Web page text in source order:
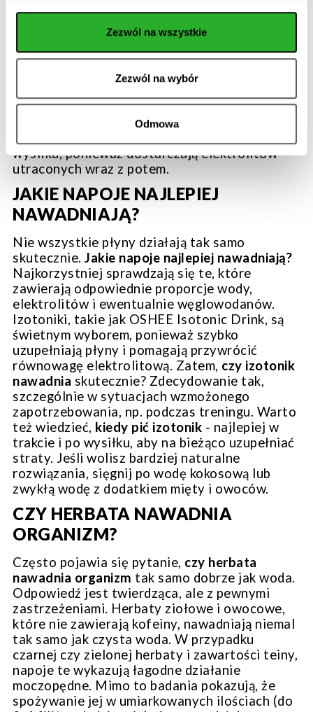
Zezwól na wszystkie
Zezwól na wybór
Odmowa
jak długo trwa cały proces, wpływa
odwadniają się szybciej), poziom aktywności
fizycznej, temperatura otoczenia czy ogólny
spożywanych płynów. Napoje izotoniczne
mogą przyspieszyć nawodnienie w porównaniu
wysiłku, ponieważ dostarczają elektrolitów
utraconych wraz z potem.
JAKIE NAPOJE NAJLEPIEJ
NAWADNIAJĄ?
Nie wszystkie płyny działają tak samo
skutecznie. Jakie napoje najlepiej nawadniają?
Najkorzystniej sprawdzają się te, które
zawierają odpowiednie proporcje wody,
elektrolitów i ewentualnie węglowodanów.
Izotoniki, takie jak OSHEE Isotonic Drink, są
świetnym wyborem, ponieważ szybko
uzupełniają płyny i pomagają przywrócić
równowagę elektrolitową. Zatem, czy izotonik
nawadnia skutecznie? Zdecydowanie tak,
szczególnie w sytuacjach wzmożonego
zapotrzebowania, np. podczas treningu. Warto
też wiedzieć, kiedy pić izotonik - najlepiej w
trakcie i po wysiłku, aby na bieżąco uzupełniać
straty. Jeśli wolisz bardziej naturalne
rozwiązania, sięgnij po wodę kokosową lub
zwykłą wodę z dodatkiem mięty i owoców.
CZY HERBATA NAWADNIA
ORGANIZM?
Często pojawia się pytanie, czy herbata
nawadnia organizm tak samo dobrze jak woda.
Odpowiedź jest twierdząca, ale z pewnymi
zastrzeżeniami. Herbaty ziołowe i owocowe,
które nie zawierają kofeiny, nawadniają niemal
tak samo jak czysta woda. W przypadku
czarnej czy zielonej herbaty i zawartości teiny,
napoje te wykazują łagodne działanie
moczopędne. Mimo to badania pokazują, że
spożywanie jej w umiarkowanych ilościach (do